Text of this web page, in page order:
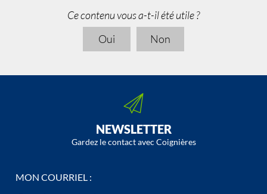
Ce contenu vous a-t-il été utile ?
Oui
Non
NEWSLETTER
Gardez le contact avec Coignières
MON COURRIEL :